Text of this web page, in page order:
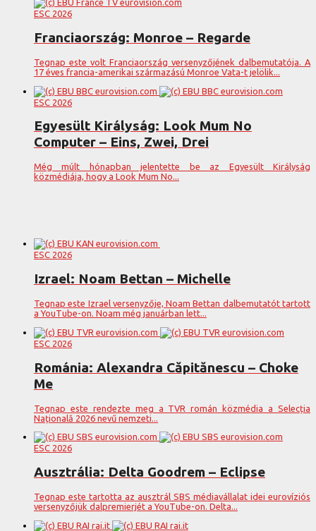
ESC 2026
Franciaország: Monroe – Regarde
Tegnap este volt Franciaország versenyzőjének dalbemutatója. A
17 éves francia-amerikai származású Monroe Vata-t jelölik...
ESC 2026
Egyesült Királyság: Look Mum No
Computer – Eins, Zwei, Drei
Még múlt hónapban jelentette be az Egyesült Királyság
közmédiája, hogy a Look Mum No...
ESC 2026
Izrael: Noam Bettan – Michelle
Tegnap este Izrael versenyzője, Noam Bettan dalbemutatót tartott
a YouTube-on. Noam még januárban lett...
ESC 2026
Románia: Alexandra Căpitănescu – Choke
Me
Tegnap este rendezte meg a TVR román közmédia a Selecția
Națională 2026 nevű nemzeti...
ESC 2026
Ausztrália: Delta Goodrem – Eclipse
Tegnap este tartotta az ausztrál SBS médiavállalat idei eurovíziós
versenyzőjük dalpremierjét a YouTube-on. Delta...